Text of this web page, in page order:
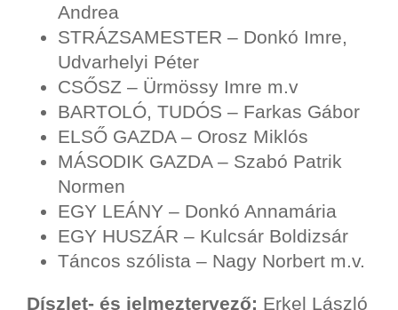
Andrea
STRÁZSAMESTER – Donkó Imre,
Udvarhelyi Péter
CSŐSZ – Ürmössy Imre m.v
BARTOLÓ, TUDÓS – Farkas Gábor
ELSŐ GAZDA – Orosz Miklós
MÁSODIK GAZDA – Szabó Patrik
Normen
EGY LEÁNY – Donkó Annamária
EGY HUSZÁR – Kulcsár Boldizsár
Táncos szólista – Nagy Norbert m.v.
Díszlet- és jelmeztervező: Erkel László